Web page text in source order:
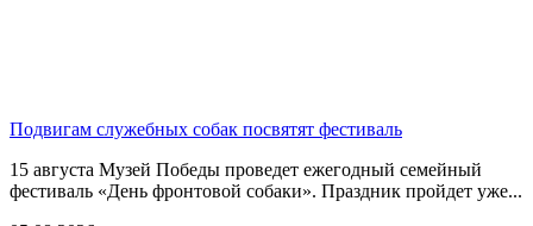
Подвигам служебных собак посвятят фестиваль
15 августа Музей Победы проведет ежегодный семейный
фестиваль «День фронтовой собаки». Праздник пройдет уже...